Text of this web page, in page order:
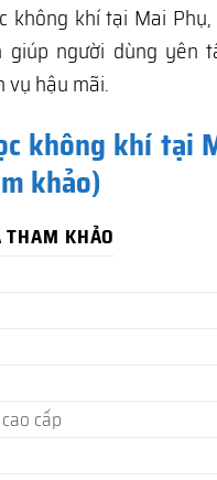
không khí tại Mai
người dùng yên
vụ hậu mãi.
không khí tại
khảo)
THAM KHẢO
cấp